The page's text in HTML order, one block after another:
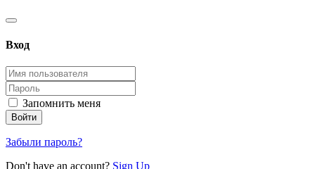
Вход
Запомнить меня
Забыли пароль?
Don't have an account? Sign Up